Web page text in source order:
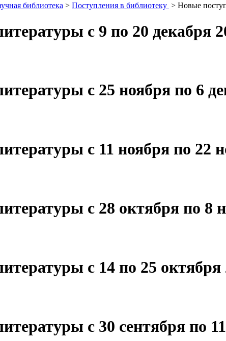
библиотека > Поступления в библиотеку > Новые
с 9 по 20 декабря
с 25 ноября по 6
с 11 ноября по 22
с 28 октября по 8
с 14 по 25 октября
с 30 сентября по